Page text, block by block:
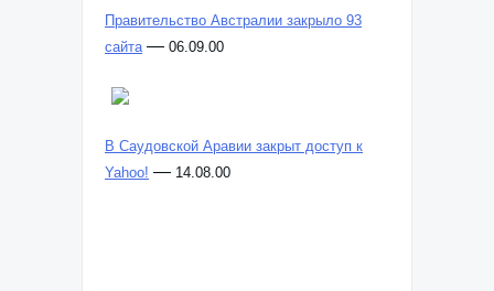
Правительство Австралии закрыло 93
сайта — 06.09.00
В Саудовской Аравии закрыт доступ к
Yahoo! — 14.08.00